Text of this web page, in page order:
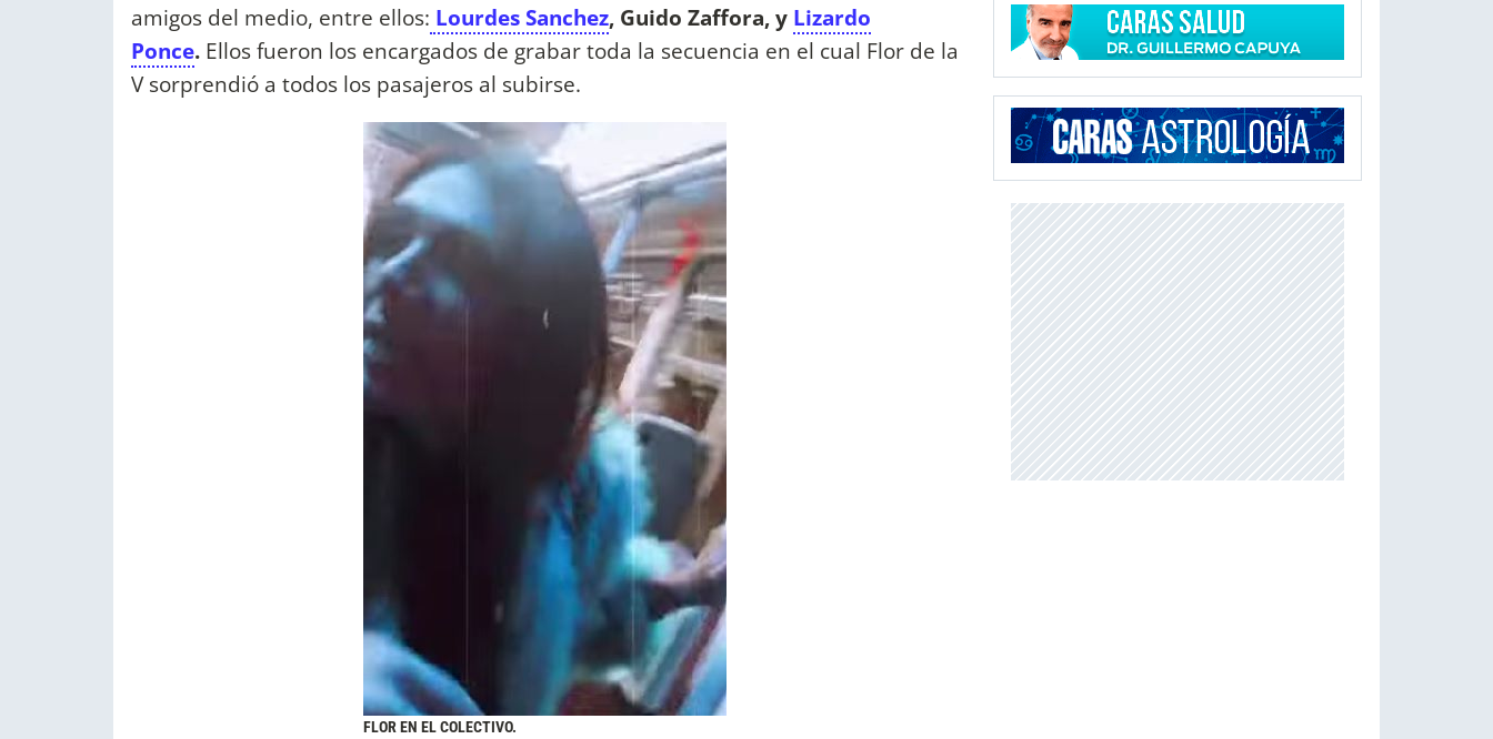
amigos del medio, entre ellos: Lourdes Sanchez, Guido Zaffora, y Lizardo
Ponce. Ellos fueron los encargados de grabar toda la secuencia en el cual Flor de la
V sorprendió a todos los pasajeros al subirse.
FLOR EN EL COLECTIVO.